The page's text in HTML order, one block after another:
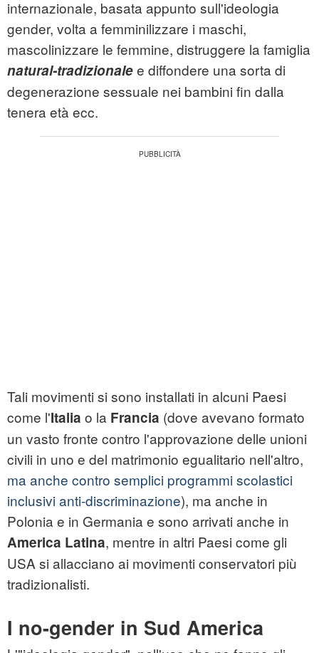
internazionale, basata appunto sull'ideologia
gender, volta a femminilizzare i maschi,
mascolinizzare le femmine, distruggere la famiglia
natural-tradizionalee diffondere una sorta di
degenerazione sessuale nei bambini fin dalla
tenera età ecc.
Tali movimenti si sono installati in alcuni Paesi
come l'Italia o la Francia (dove avevano formato
un vasto fronte contro l'approvazione delle unioni
civili in uno e del matrimonio egualitario nell'altro,
ma anche contro semplici programmi scolastici
inclusivi anti-discriminazione), ma anche in
Polonia e in Germania e sono arrivati anche in
America Latina, mentre in altri Paesi come gli
USA si allacciano ai movimenti conservatori più
tradizionalisti.
I no-gender in Sud America